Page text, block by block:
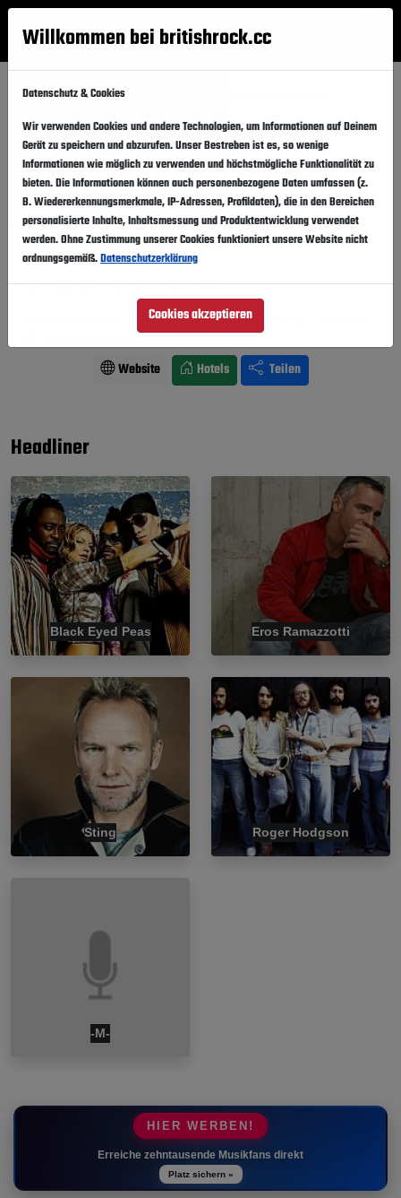
Menü
Startseite Festivals
Foire Aux Vins 2019 Folgen
Frankreich, Colmar, Park Des Expositions
Freitag,26.07.2019-Sonntag,04.08.2019
Vergangener Event
Für Fans von: Hip Hop . Pop . Rock
Black Eyed Peas, Eros Ramazzotti, Sting, Roger Hodgson,
Website Hotels Teilen
Headliner
Black Eyed Peas Eros Ramazzotti
Sting Roger Hodgson
-M-
HIER WERBEN!
Erreiche zehntausende Musikfans direkt
Platz sichern »
Willkommen bei britishrock.cc
Datenschutz & Cookies
Wir verwenden Cookies und andere Technologien, um Informationen auf Deinem
Gerät zu speichern und abzurufen. Unser Bestreben ist es, so wenige
Informationen wie möglich zu verwenden und höchstmögliche Funktionalität zu
bieten. Die Informationen können auch personenbezogene Daten umfassen (z.
B. Wiedererkennungsmerkmale, IP-Adressen, Profildaten), die in den Bereichen
personalisierte Inhalte, Inhaltsmessung und Produktentwicklung verwendet
werden. Ohne Zustimmung unserer Cookies funktioniert unsere Website nicht
ordnungsgemäß.Datenschutzerklärung
Cookies akzeptieren